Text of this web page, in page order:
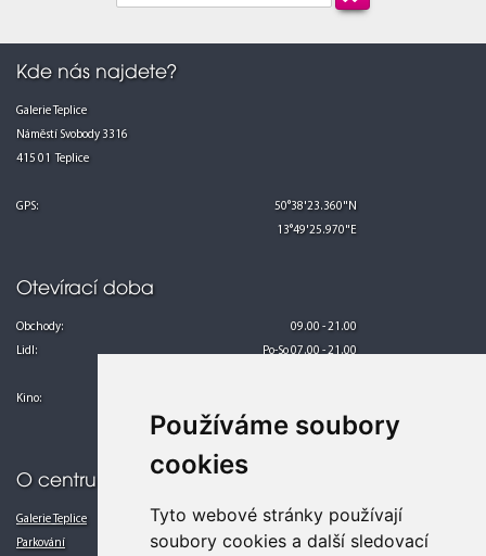
Používáme soubory
cookies
Tyto webové stránky používají
soubory cookies a další sledovací
Kde nás najdete?
Galerie Teplice
Náměstí Svobody 3316
415 01 Teplice
GPS:
50°38'23.360"N
13°49'25.970"E
Otevírací doba
Obchody:
09.00 - 21.00
Lidl:
Po-So 07.00 - 21.00
Kino:
So-Ne 10.00 - 24.00
O centru
Galerie Teplice
Parkování